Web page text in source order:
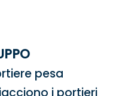
pesa